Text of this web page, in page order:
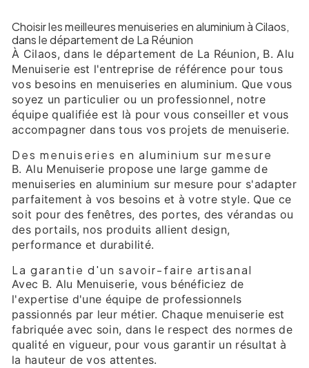
Choisir les meilleures menuiseries en aluminium à Cilaos,
dans le département de La Réunion
À Cilaos, dans le département de La Réunion, B. Alu
Menuiserie est l'entreprise de référence pour tous
vos besoins en menuiseries en aluminium. Que vous
soyez un particulier ou un professionnel, notre
équipe qualifiée est là pour vous conseiller et vous
accompagner dans tous vos projets de menuiserie.
Des menuiseries en aluminium sur mesure
B. Alu Menuiserie propose une large gamme de
menuiseries en aluminium sur mesure pour s'adapter
parfaitement à vos besoins et à votre style. Que ce
soit pour des fenêtres, des portes, des vérandas ou
des portails, nos produits allient design,
performance et durabilité.
La garantie d'un savoir-faire artisanal
Avec B. Alu Menuiserie, vous bénéficiez de
l'expertise d'une équipe de professionnels
passionnés par leur métier. Chaque menuiserie est
fabriquée avec soin, dans le respect des normes de
qualité en vigueur, pour vous garantir un résultat à
la hauteur de vos attentes.